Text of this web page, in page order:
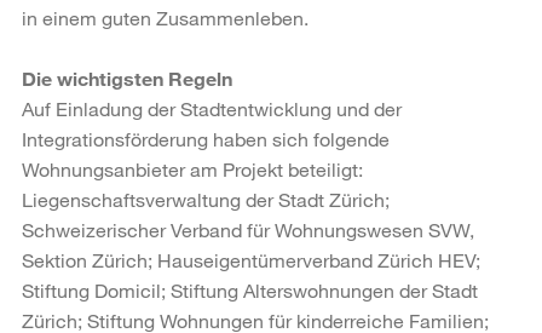
in einem guten Zusammenleben.
Die wichtigsten Regeln
Auf Einladung der Stadtentwicklung und der
Integrationsförderung haben sich fol­gende
Wohnungsanbieter am Projekt beteiligt:
Liegenschaftsverwaltung der Stadt Zürich;
Schweizerischer Verband für Wohnungswesen SVW,
Sektion Zürich; Haus­eigentümerverband Zürich HEV;
Stiftung Domicil; Stiftung Alterswohnungen der Stadt
Zürich; Stiftung Wohnungen für kinderreiche Familien;